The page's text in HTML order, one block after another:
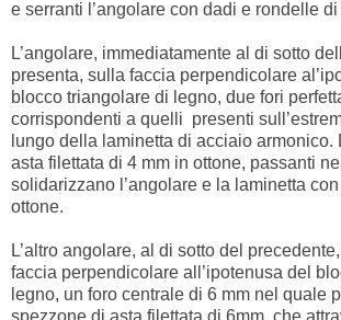
e serranti l’angolare con dadi e rondelle di
L’angolare, immediatamente al di sotto
presenta, sulla faccia perpendicolare
blocco triangolare di legno, due fori
corrispondenti a quelli presenti
lungo della laminetta di acciaio armonico.
asta filettata di 4 mm in ottone, passanti
solidarizzano l’angolare e la laminetta
ottone.
L’altro angolare, al di sotto del
faccia perpendicolare all’ipotenusa del
legno, un foro centrale di 6 mm nel quale
spezzone di asta filettata di 6mm, che